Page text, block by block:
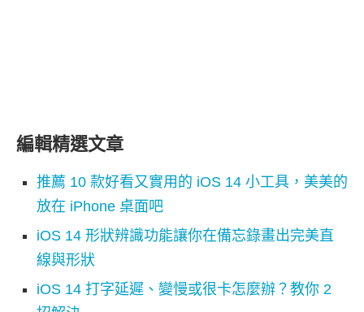
編輯精選文章
推薦 10 款好看又實用的 iOS 14 小工具，美美的
放在 iPhone 桌面吧
iOS 14 形狀辨識功能讓你在備忘錄畫出完美直
線與形狀
iOS 14 打字延遲、變慢或很卡怎麼辦？教你 2